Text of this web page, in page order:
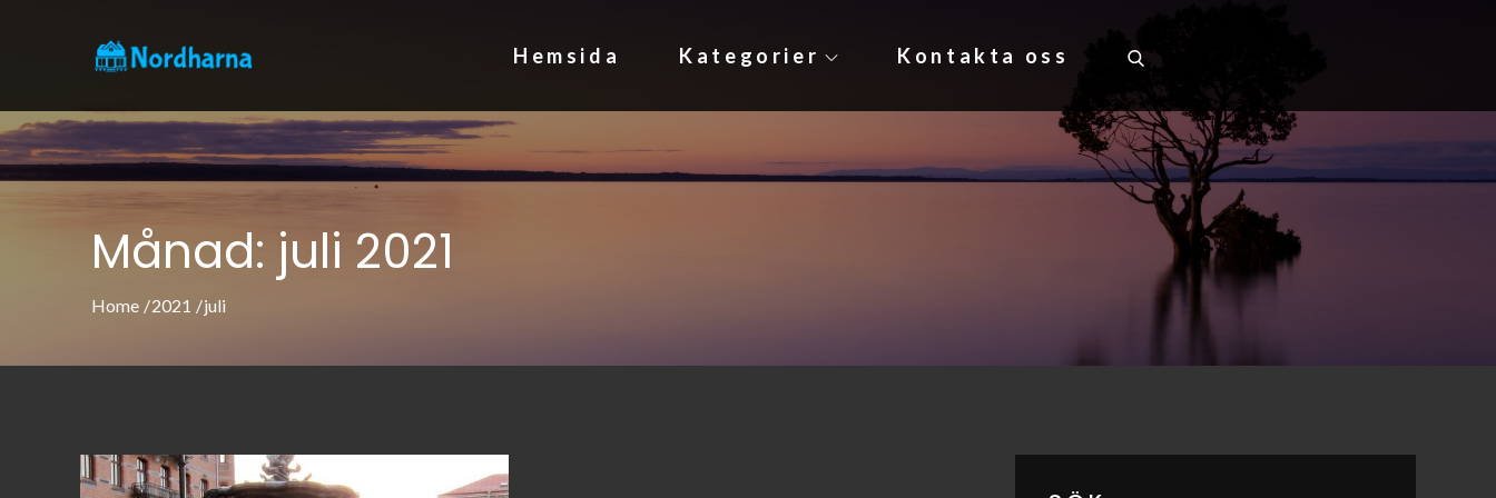
nordharna.se
Allt om västkustens pärla Göteborg
Hemsida Kategorier Kontakta oss
Månad: juli 2021
Home 2021 juli